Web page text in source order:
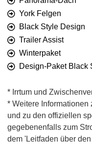
York Felgen
Black Style Design
Trailer Assist
Winterpaket
Design-Paket Black
* Irrtum und
* Weitere Informationen
und zu den offiziellen
gegebenenfalls zum
dem 'Leitfaden über